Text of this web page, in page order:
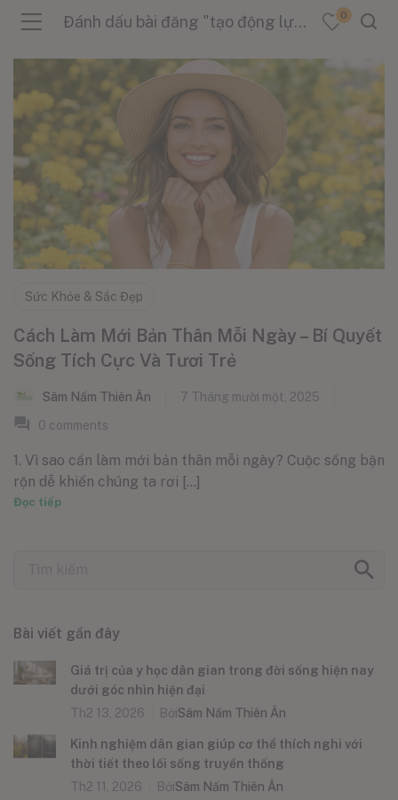
(Sản Phẩm )
(Danh Mục )
(Tin Tức )
Đánh dấu bài đăng "tạo động lực sống" 0
Sức Khỏe & Sắc Đẹp
Cách Làm Mới Bản Thân Mỗi Ngày – Bí Quyết
Sống Tích Cực Và Tươi Trẻ
Sâm Nấm Thiên Ân
7 Tháng mười một, 2025
0 comments
1. Vì sao cần làm mới bản thân mỗi ngày? Cuộc sống bận
rộn dễ khiến chúng ta rơi [...]
Đọc tiếp
Bài viết gần đây
Giá trị của y học dân gian trong đời sống hiện nay
dưới góc nhìn hiện đại
Th2 13, 2026
BởiSâm Nấm Thiên Ân
Kinh nghiệm dân gian giúp cơ thể thích nghi với
thời tiết theo lối sống truyền thống
Th2 11, 2026
BởiSâm Nấm Thiên Ân